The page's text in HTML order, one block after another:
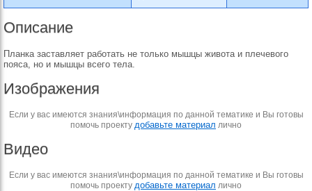
Описание
Планка заставляет работать не только мышцы живота и плечевого
пояса, но и мышцы всего тела.
Изображения
Если у вас имеются знания\информация по данной тематике и Вы готовы
помочь проекту добавьте материал лично
Видео
Если у вас имеются знания\информация по данной тематике и Вы готовы
помочь проекту добавьте материал лично